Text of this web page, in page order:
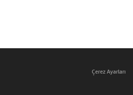
Çerez Ayarları